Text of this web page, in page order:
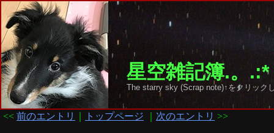
星空雑記簿.。
The starry sky (Scrap note)↑をクリック
<< 前のエントリ トップページ 次のエントリ >>